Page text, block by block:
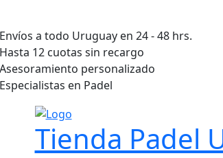
a todo Uruguay en 24 - 48 hrs.
12 cuotas sin recargo
personalizado
en Padel
Tienda Padel